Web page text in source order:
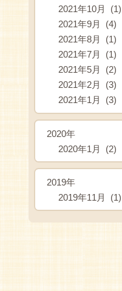
2021年10月 (1)
2021年9月 (4)
2021年8月 (1)
2021年7月 (1)
2021年5月 (2)
2021年2月 (3)
2021年1月 (3)
2020年
2020年1月 (2)
2019年
2019年11月 (1)